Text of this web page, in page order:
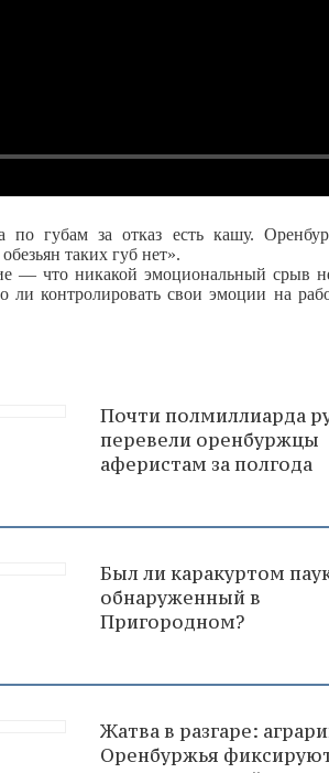
по губам за отказ есть кашу.
таких губ нет».
— что никакой эмоциональный срыв
контролировать свои эмоции на
Почти полмиллиарда
перевели оренбуржцы
аферистам за полгода
Был ли каракуртом
обнаруженный в
Пригородном?
Жатва в разгаре:
Оренбуржья